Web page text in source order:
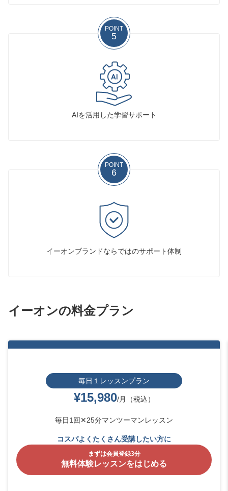
POINT
5
AIを活用した学習サポート
POINT
6
イーオンブランドならではのサポート体制
イーオンの料金プラン
毎日１レッスンプラン
¥15,980/月（税込）
毎日1回✕25分マンツーマンレッスン
コスパよくたくさん受講したい方に
まずは会員登録3分
無料体験レッスンをはじめる